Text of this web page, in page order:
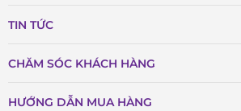
TIN TỨC
CHĂM SÓC KHÁCH HÀNG
HƯỚNG DẪN MUA HÀNG